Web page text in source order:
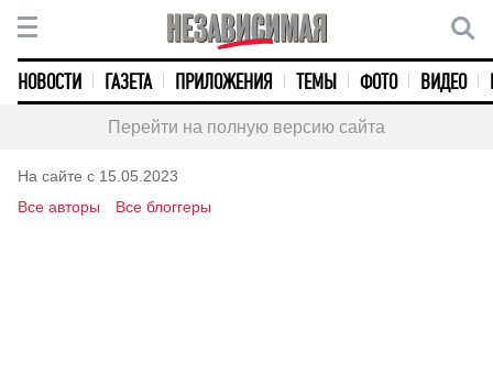
НОВОСТИ ГАЗЕТА ПРИЛОЖЕНИЯ ТЕМЫ ФОТО ВИДЕО
Перейти на полную версию сайта
На сайте с 15.05.2023
Все авторы
Все блоггеры